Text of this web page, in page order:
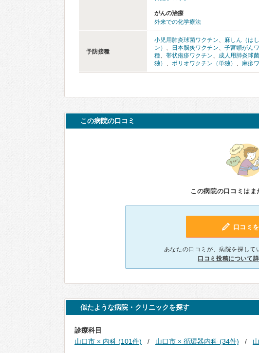
がんの治療
外来での化学療法
予防接種
小児用肺炎球菌ワクチン、 麻しん（は
ン） 、 日本脳炎ワクチン、 子宮頸がん
種、 帯状疱疹ワクチン、 成人用肺炎球
独） 、 ポリオワクチン（単独） 、 麻疹
この病院の口コミ
この病院の口コミはま
口コミ
あなたの口コミが、病院を探して
口コミ投稿について
似たような病院・クリニックを探す
診療科目
山口市 × 内科 (101件)
山口市 × 循環器内科 (34件)